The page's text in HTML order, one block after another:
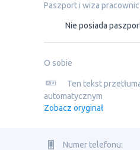
Paszport i wiza
Nie posiada
O sobie
Ten tekst
automatycznym
Zobacz oryginał
Numer telefonu: